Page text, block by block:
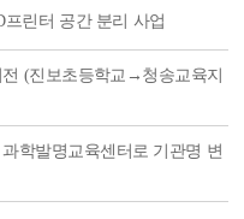
프린터 공간 분리 사업
(진보초등학교→청송교육지
학발명교육센터로 기관명 변